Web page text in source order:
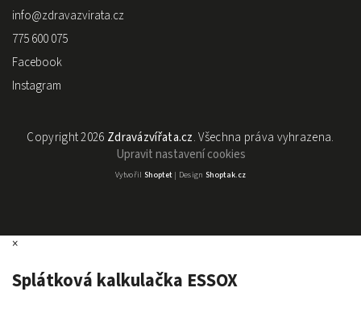
info@zdravazvirata.cz
775 600 075
Facebook
Instagram
Copyright 2026 Zdravázvířata.cz. Všechna práva vyhrazena.
Upravit nastavení cookies
Vytvořil Shoptet| Design Shoptak.cz
×
Splátková kalkulačka ESSOX